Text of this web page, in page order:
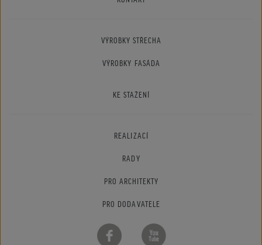
VÝROBKY STŘECHA
VÝROBKY FASÁDA
KE STAŽENÍ
REALIZACÍ
RADY
PRO ARCHITEKTY
PRO DODAVATELE